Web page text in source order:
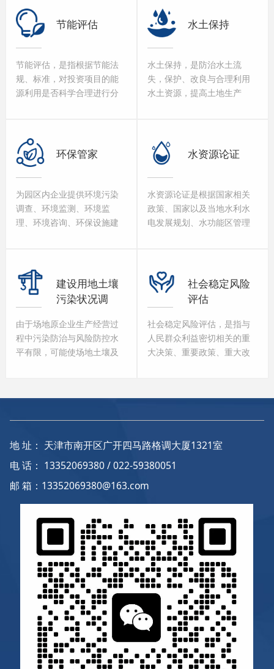
护许可证中的重要组成部
分，而且被广泛使用。排污
许可证制度,是指有关排污许
可证的申请、审核、颁发、
中止、吊销、监督管理和罚
则等方面规定的总称。
质，突然造成或者可能造成
环境质量下降，危及公众身
体健康和财产安全，或者造
成生态环境破坏，或者造成
重大社会影响，需要采取紧
急措施予以应对的事件。
节能评估
节能评估，是指根据节能法
规、标准，对投资项目的能
源利用是否科学合理进行分
水土保持
水土保持，是防治水土流
失，保护、改良与合理利用
水土资源，提高土地生产
收编制。
环保管家
为园区内企业提供环境污染
调查、环境监测、环境监
理、环境咨询、环保设施建
水资源论证
水资源论证是根据国家相关
政策、国家以及当地水利水
电发展规划、水功能区管理
项目取用水的合理性、可靠
性与可行性，取水与退水对
周边水资源状况及其它取水
户的影响进行分析论证。
建设用地土壤
污染状况调
估、风险管控
及修复效果评
估
由于场地原企业生产经营过
程中污染防治与风险防控水
平有限，可能使场地土壤及
康形成严重威胁，若污染源
散，甚至可能发生严重的环
境污染事故，因此污染场地
环境管理逐渐成为了我国环
境保护主管部门的关注重
点。
社会稳定风险
评估
社会稳定风险评估，是指与
人民群众利益密切相关的重
大决策、重要政策、重大改
前，对可能影响社会稳定的
的预测、分析和评估，制定
风险应对策略和预案。为有
项实施过程中可能产生的社
会稳定风险，为更好的确保
重大事项顺利实施。
地 址： 天津市南开区广开四马路格调大厦1321室
电 话： 13352069380 / 022-59380051
邮 箱：13352069380@163.com